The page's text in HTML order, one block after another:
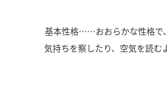
基本性格……おおらかな性格で
気持ちを察したり、空気を読